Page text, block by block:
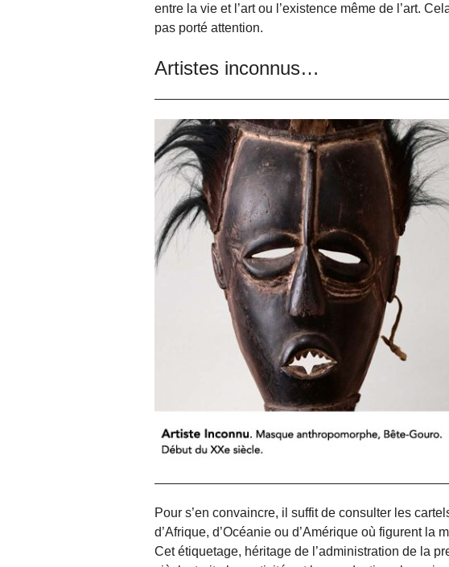
entre la vie et l’art ou l’existence même de l’art.
pas porté attention.
Artistes inconnus…
Pour s’en convaincre, il suffit de consulter les
d’Afrique, d’Océanie ou d’Amérique où figurent la
Cet étiquetage, héritage de l’administration de la